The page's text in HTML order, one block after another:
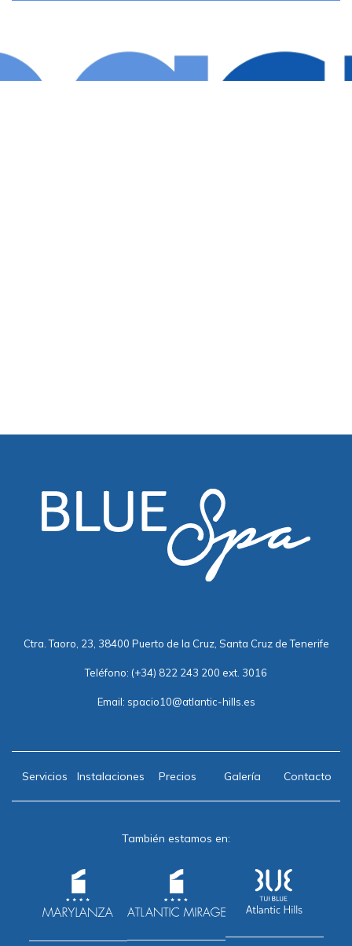
Ctra. Taoro, 23, 38400 Puerto de la Cruz, Santa Cruz de Tenerife
Teléfono: (+34) 822 243 200 ext. 3016
Email: spacio10@atlantic-hills.es
Servicios Instalaciones Precios Galería Contacto
También estamos en: